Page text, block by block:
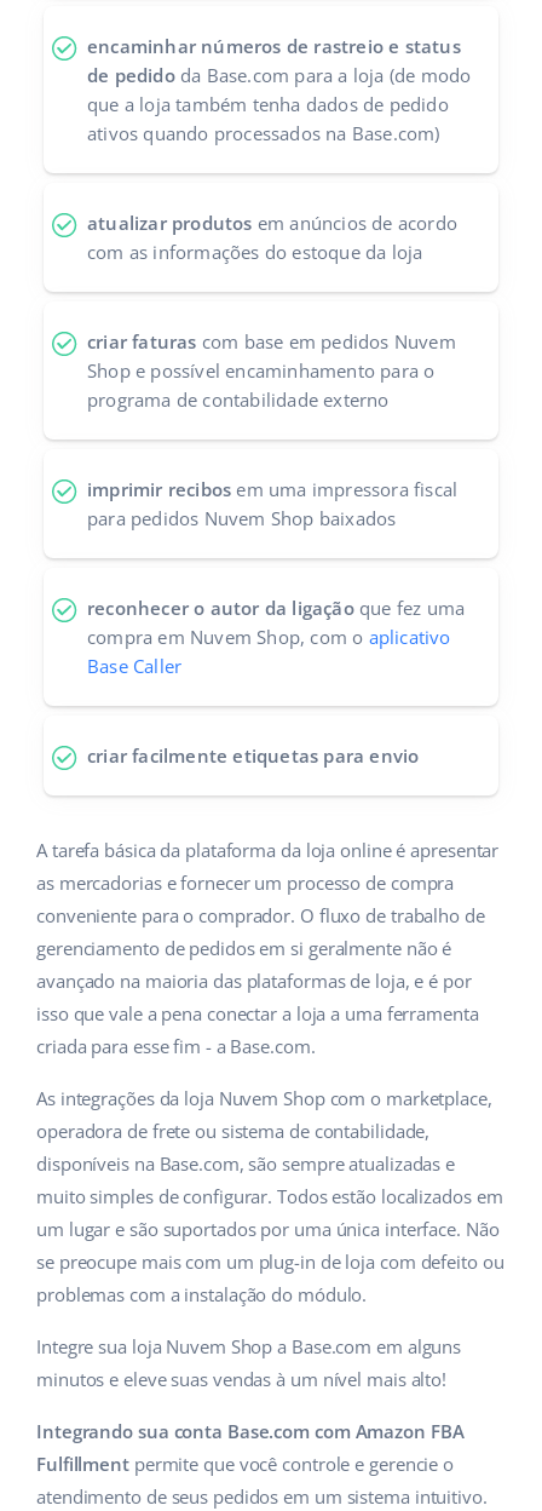
encaminhar números de rastreio e status
de pedidoda Base.com para a loja (de modo
que a loja também tenha dados de pedido
ativos quando processados ​​na Base.com)
atualizar produtos em anúncios de acordo
com as informações do estoque da loja
criar faturas com base em pedidos Nuvem
Shop e possível encaminhamento para o
programa de contabilidade externo
imprimir recibos em uma impressora fiscal
para pedidos Nuvem Shop baixados
reconhecer o autor da ligaçãoque fez uma
compra em Nuvem Shop, com o aplicativo
Base Caller
criar facilmente etiquetas para envio
A tarefa básica da plataforma da loja online é apresentar
as mercadorias e fornecer um processo de compra
conveniente para o comprador. O fluxo de trabalho de
gerenciamento de pedidos em si geralmente não é
avançado na maioria das plataformas de loja, e é por
isso que vale a pena conectar a loja a uma ferramenta
criada para esse fim - a Base.com.
As integrações da loja Nuvem Shop com o marketplace,
operadora de frete ou sistema de contabilidade,
disponíveis na Base.com, são sempre atualizadas e
muito simples de configurar. Todos estão localizados em
um lugar e são suportados por uma única interface. Não
se preocupe mais com um plug-in de loja com defeito ou
problemas com a instalação do módulo.
Integre sua loja Nuvem Shop a Base.com em alguns
minutos e eleve suas vendas à um nível mais alto!
Integrando sua conta Base.com com Amazon FBA
Fulfillmentpermite que você controle e gerencie o
atendimento de seus pedidos em um sistema intuitivo.